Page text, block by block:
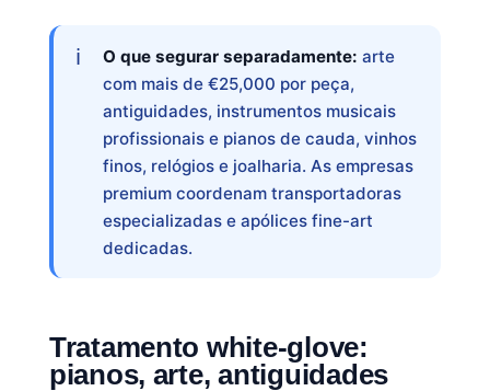
O que segurar separadamente: arte
com mais de €25,000 por peça,
antiguidades, instrumentos musicais
profissionais e pianos de cauda, vinhos
finos, relógios e joalharia. As empresas
premium coordenam transportadoras
especializadas e apólices fine-art
dedicadas.
Tratamento white-glove:
pianos, arte, antiguidades